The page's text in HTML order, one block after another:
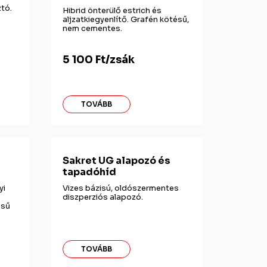
Hibrid önterülő estrich és
aljzatkiegyenlítő. Grafén kötésű,
nem cementes.
5 100 Ft/zsák
TOVÁBB
Sakret UG alapozó és
tapadóhíd
Vizes bázisú, oldószermentes
diszperziós alapozó.
TOVÁBB